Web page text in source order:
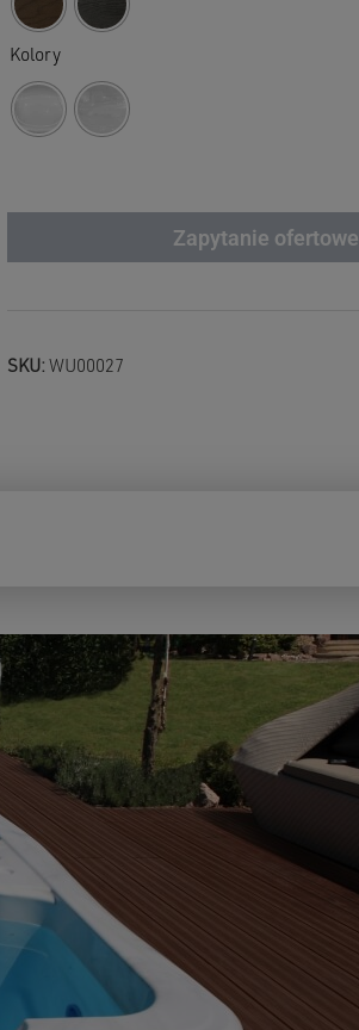
Kolory
Zapytanie ofertowe
SKU: WU00027